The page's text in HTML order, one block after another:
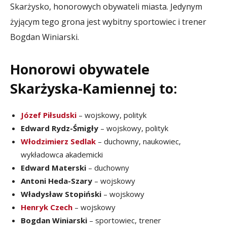
Skarżysko, honorowych obywateli miasta. Jedynym
żyjącym tego grona jest wybitny sportowiec i trener
Bogdan Winiarski.
Honorowi obywatele
Skarżyska-Kamiennej to:
Józef Piłsudski – wojskowy, polityk
Edward Rydz-Śmigły – wojskowy, polityk
Włodzimierz Sedlak – duchowny, naukowiec,
wykładowca akademicki
Edward Materski – duchowny
Antoni Heda-Szary – wojskowy
Władysław Stopiński – wojskowy
Henryk Czech – wojskowy
Bogdan Winiarski – sportowiec, trener